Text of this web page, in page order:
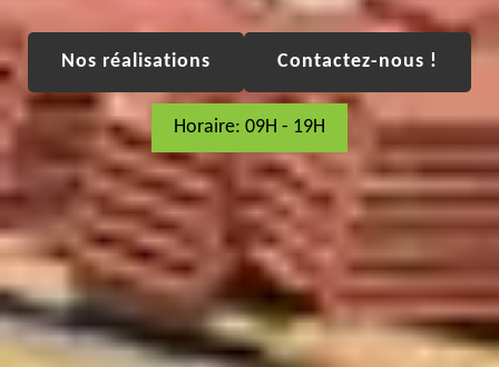
Nos réalisations Contactez-nous !
Horaire: 09H - 19H